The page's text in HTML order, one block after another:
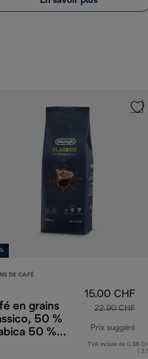
DE CAFÉ
en grains
50 %
50 %
15.00 CHF
22.90 CHF
Prix suggéré
TVA incluse de 0.38
( 3